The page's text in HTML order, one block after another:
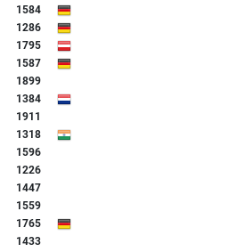
1584
1286
1795
1587
1899
1384
1911
1318
1596
1226
1447
1559
1765
1433